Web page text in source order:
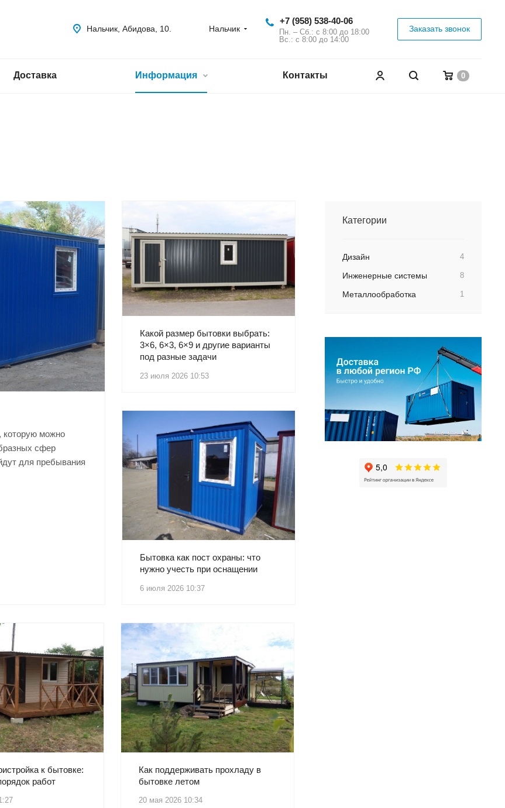
Нальчик
+7 (958) 538-40-06
Пн. – Сб.: с 8:00 до 18:00
Вс.: с 8:00 до 14:00
Заказать звонок
Нальчик, Абидова, 10.
0
Доставка Информация Контакты
которую можно
сфер
для пребывания
Какой размер бытовки выбрать:
3×6, 6×3, 6×9 и другие варианты
под разные задачи
23 июля 2026 10:53
Бытовка как пост охраны: что
нужно учесть при оснащении
6 июля 2026 10:37
к бытовке:
работ
Как поддерживать прохладу в
бытовке летом
20 мая 2026 10:34
Категории
Дизайн 4
Инженерные системы 8
Металлообработка 1